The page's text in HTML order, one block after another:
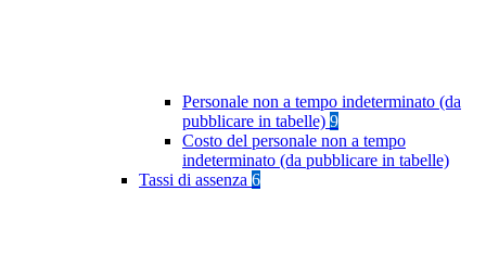
Personale non a tempo indeterminato (da
pubblicare in tabelle) 9
Costo del personale non a tempo
indeterminato (da pubblicare in tabelle)
Tassi di assenza 6